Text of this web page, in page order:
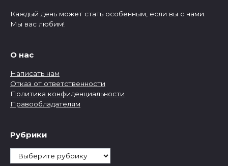
Каждый день может стать особенным, если вы с нами.
Мы вас любим!
О нас
Написать нам
Отказ от ответственности
Политика конфиденциальности
Правообладателям
Рубрики
Рубрики